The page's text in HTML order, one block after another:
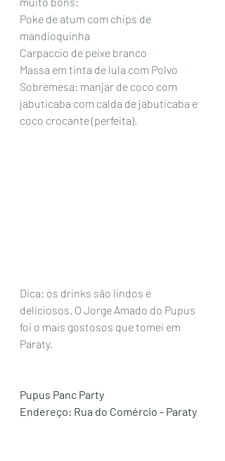
Poke de atum com chips de
mandioquinha
Carpaccio de peixe branco
Massa em tinta de lula com Polvo
Sobremesa: manjar de coco com
jabuticaba com calda de jabuticaba e
coco crocante (perfeita).
Dica: os drinks são lindos e
deliciosos. O Jorge Amado do Pupus
foi o mais gostosos que tomei em
Paraty.
Pupus Panc Party
Endereço: Rua do Comércio - Paraty